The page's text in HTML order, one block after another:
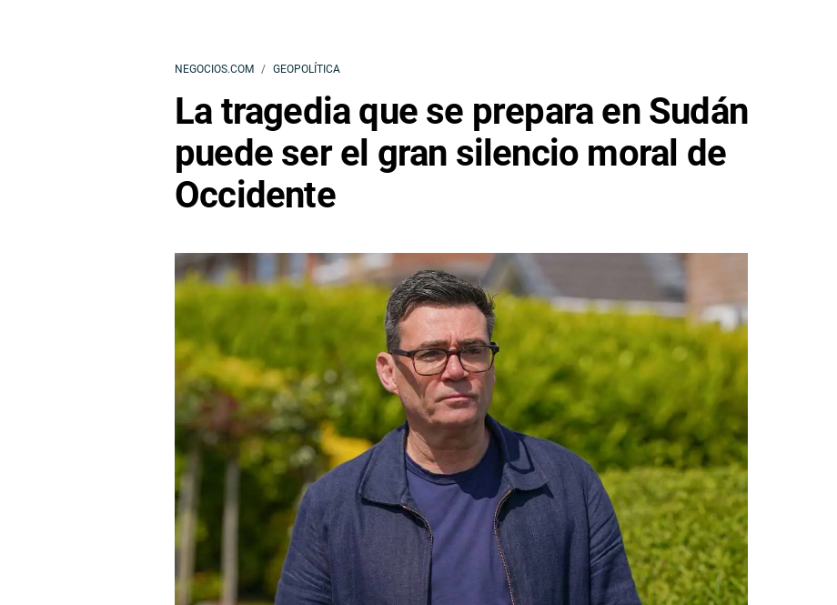
NEGOCIOS.COM GEOPOLÍTICA
La tragedia que se prepara en Sudán
puede ser el gran silencio moral de
Occidente